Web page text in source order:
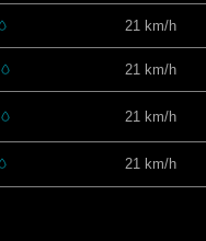
21 km/h
21 km/h
21 km/h
21 km/h